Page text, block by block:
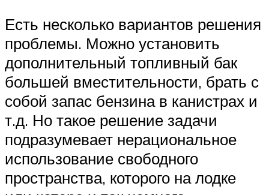
Есть несколько вариантов решения
проблемы. Можно установить
дополнительный топливный бак
большей вместительности, брать с
собой запас бензина в канистрах и
т.д. Но такое решение задачи
подразумевает нерациональное
использование свободного
пространства, которого на лодке